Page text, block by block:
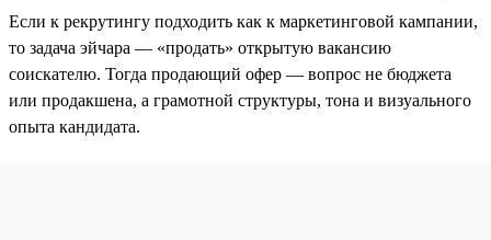
Если к рекрутингу подходить как к маркетинговой кампании,
то задача эйчара — «продать» открытую вакансию
соискателю. Тогда продающий офер — вопрос не бюджета
или продакшена, а грамотной структуры, тона и визуального
опыта кандидата.